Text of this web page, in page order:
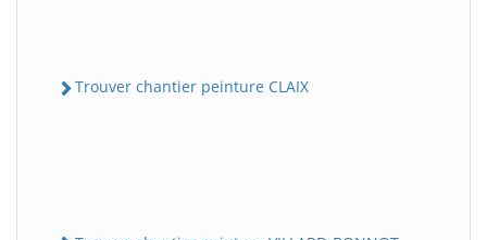
Trouver chantier peinture CLAIX